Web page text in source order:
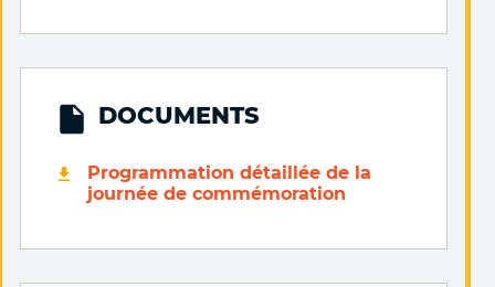
DOCUMENTS
Programmation détaillée de la
journée de commémoration